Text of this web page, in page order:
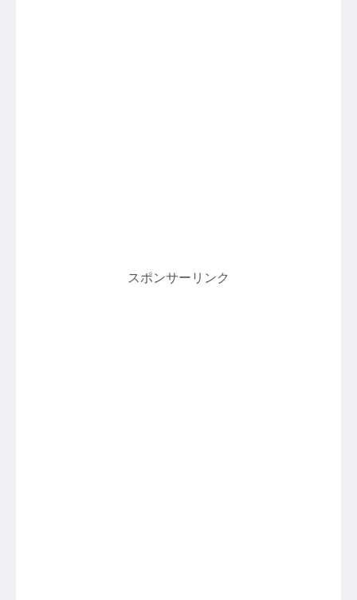
スポンサーリンク